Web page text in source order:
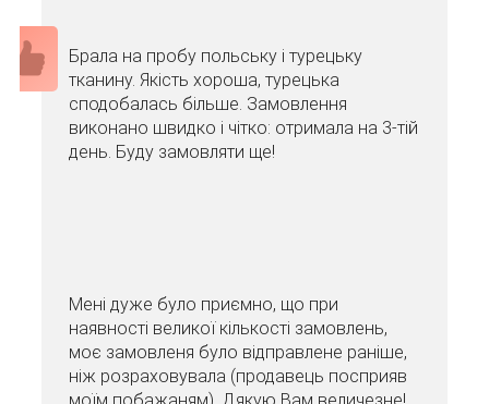
Брала на пробу польську і турецьку
тканину. Якість хороша, турецька
сподобалась більше. Замовлення
виконано швидко і чітко: отримала на 3-тій
день. Буду замовляти ще!
Мені дуже було приємно, що при
наявності великої кількості замовлень,
моє замовленя було відправлене раніше,
ніж розраховувала (продавець посприяв